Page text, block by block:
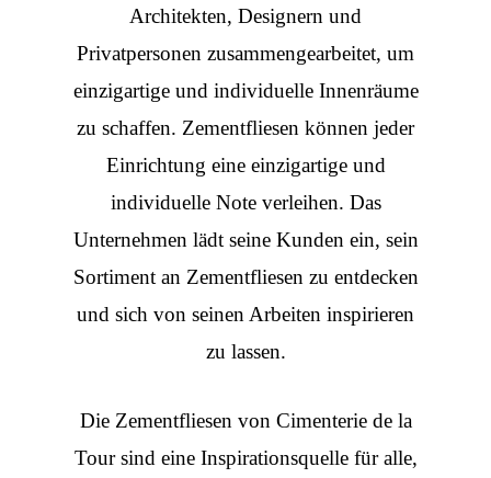
Architekten, Designern und
Privatpersonen zusammengearbeitet, um
einzigartige und individuelle Innenräume
zu schaffen. Zementfliesen können jeder
Einrichtung eine einzigartige und
individuelle Note verleihen. Das
Unternehmen lädt seine Kunden ein, sein
Sortiment an Zementfliesen zu entdecken
und sich von seinen Arbeiten inspirieren
zu lassen.
Die Zementfliesen von Cimenterie de la
Tour sind eine Inspirationsquelle für alle,